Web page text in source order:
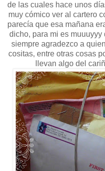
de las cuales hace unos
muy cómico ver al cartero
parecía que esa mañana
dicho, para mi es
siempre agradezco a
cositas, entre otras cosas
llevan algo del